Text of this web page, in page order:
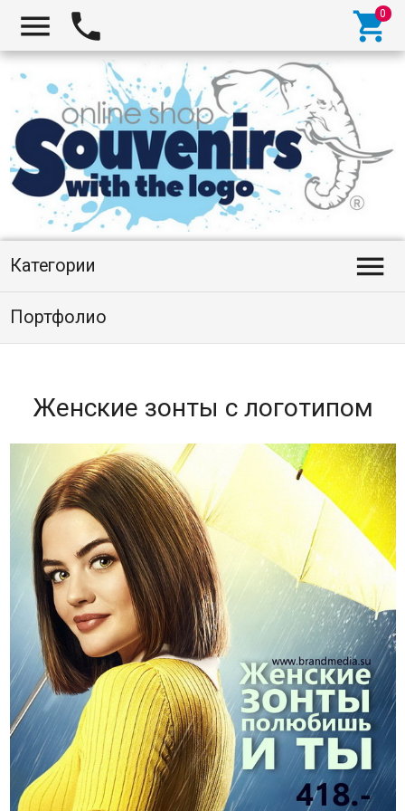
  
Категории 
Портфолио
Женские зонты с логотипом